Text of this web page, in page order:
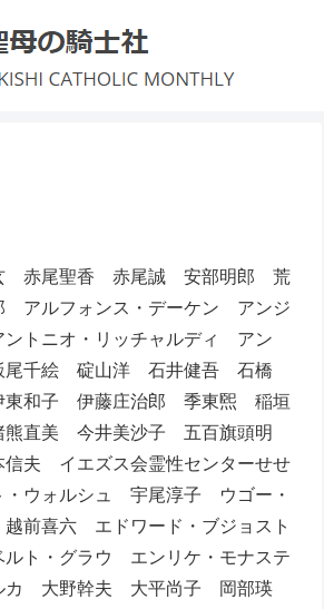
赤尾聖香 赤尾誠 安部明郎 荒
アルフォンス・デーケン アンジ
トニオ・リッチャルディ アン
尾千絵 碇山洋 石井健吾 石橋
和子 伊藤庄治郎 季東煕 稲垣
直美 今井美沙子 五百旗頭明
夫 イエズス会霊性センターせせ
ウォルシュ 宇尾淳子 ウゴー・
前喜六 エドワード・ブジョスト
ト・グラウ エンリケ・モナステ
カ 大野幹夫 大平尚子 岡部瑛